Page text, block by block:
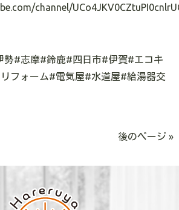
channel/
#志摩#鈴鹿#四日市#伊賀#エコキ
フォーム#電気屋#水道屋#給湯器交
後のページ »